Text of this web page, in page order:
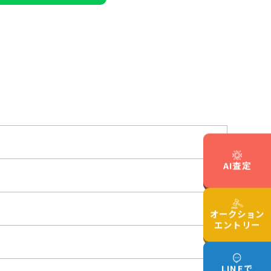
AI査定
オークション
エントリー
LINEで